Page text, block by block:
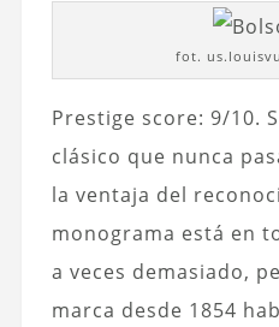
fot.
Prestige score: 9/10.
clásico que nunca
la ventaja del
monograma está en
a veces demasiado,
marca desde 1854